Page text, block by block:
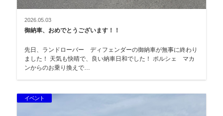
2026.05.03
御納車、おめでとうございます！！
先日、ランドローバー ディフェンダーの御納車が無事に終わり
ました！ 天気も快晴で、良い納車日和でした！ ポルシェ マカ
ンからのお乗り換えで…
イベント